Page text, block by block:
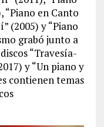
“Piano en Canto
(2005) y “Piano
grabó junto a
“Travesía-
y “Un piano y
contienen temas